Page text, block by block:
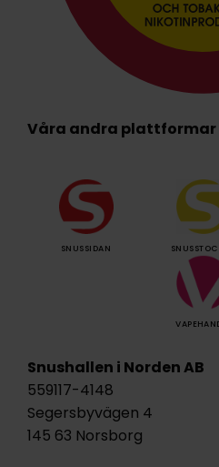
Våra andra plattformar
SNUSSIDAN
Snushallen i Norden AB
559117-4148
Segersbyvägen 4
145 63 Norsborg